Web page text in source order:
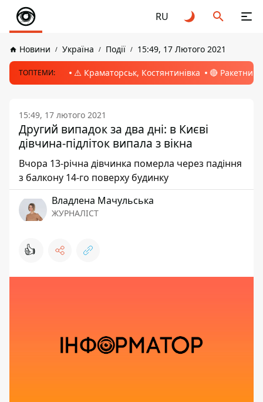
RU
Новини Україна Події 15:49, 17 Лютого 2021
ТОПТЕМИ: ⚠️ Краматорськ, Костянтинівка 🔴 Ракетний
15:49, 17 лютого 2021
Другий випадок за два дні: в Києві
дівчина-підліток випала з вікна
Вчора 13-річна дівчинка померла через падіння
з балкону 14-го поверху будинку
Владлена Мачульська
ЖУРНАЛІСТ
👍